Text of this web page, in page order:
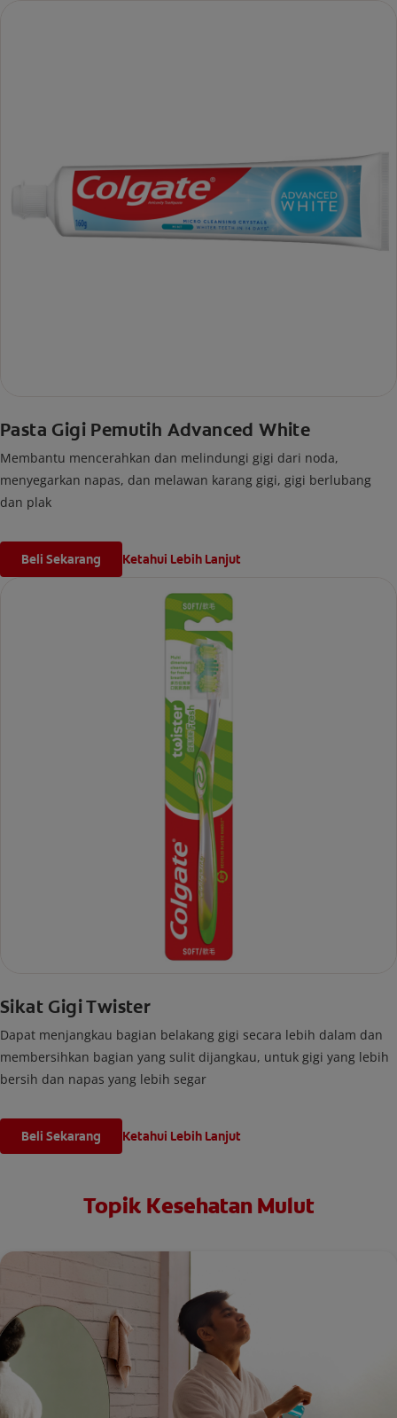
Pasta Gigi Pemutih Advanced White
Membantu mencerahkan dan melindungi gigi dari noda,
menyegarkan napas, dan melawan karang gigi, gigi berlubang
dan plak
Beli Sekarang Ketahui Lebih Lanjut
Sikat Gigi Twister
Dapat menjangkau bagian belakang gigi secara lebih dalam dan
membersihkan bagian yang sulit dijangkau, untuk gigi yang lebih
bersih dan napas yang lebih segar
Beli Sekarang Ketahui Lebih Lanjut
Topik Kesehatan Mulut